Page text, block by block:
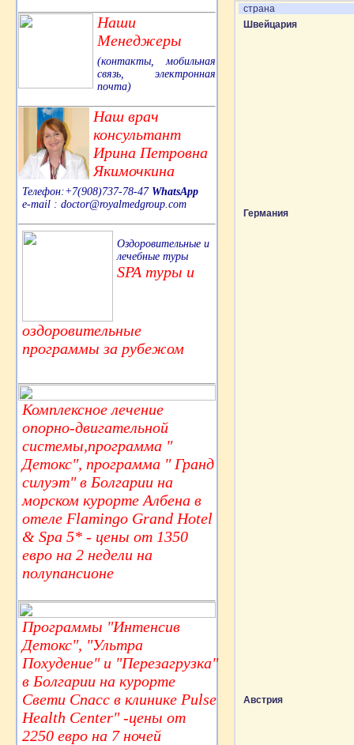
Наши
Менеджеры
(контакты, мобильная
связь, электронная
почта)
Наш врач
консультант
Ирина Петровна
Якимочкина
Телефон:+7(908)737-78-47 WhatsApp
e-mail : doctor@royalmedgroup.com
Оздоровительные и
лечебные туры
SPA туры и
оздоровительные
программы за рубежом
Комплексное лечение
опорно-двигательной
системы,программа "
Детокс", программа " Гранд
силуэт" в Болгарии на
морском курорте Албена в
отеле Flamingo Grand Hotel
& Spa 5* - цены от 1350
евро на 2 недели на
полупансионе
Программы "Интенсив
Детокс", "Ультра
Похудение" и "Перезагрузка"
в Болгарии на курорте
Свети Спасс в клинике Pulse
Health Center" -цены от
2250 евро на 7 ночей
страна
Швейцария
Германия
Австрия